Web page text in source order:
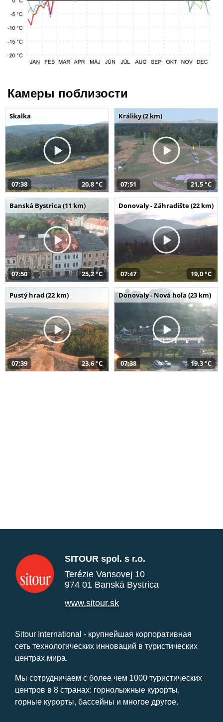
Камеры поблизости
Skalka
07:38 20,8 °C
Králiky (2 km)
07:51 21,5 °C
Banská Bystrica (11 km)
07:50 25,2 °C
Donovaly - Záhradište (22 km)
07:47 19,0 °C
Pustý hrad (22 km)
07:39 23,6 °C
Donovaly - Nová hoľa (23 km)
07:38 19,3 °C
SITOUR spol. s r.o.
Terézie Vansovej 10
974 01 Banská Bystrica
www.sitour.sk
Sitour International - крупнейшая корпоративная
сеть технологических инноваций в туристических
центрах мира.
Мы сотрудничаем с более чем 1000 туристических
центров в 8 странах: горнолыжные курорты,
горные курорты, бассейны и многое другое.